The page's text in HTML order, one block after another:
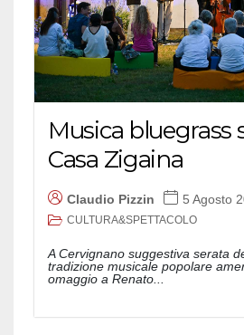
Musica bluegrass
Casa Zigaina
Claudio Pizzin 5 Agosto
CULTURA&SPETTACOLO
A Cervignano suggestiva serata
tradizione musicale popolare
omaggio a Renato...